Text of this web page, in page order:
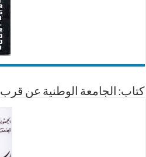
كتاب: الجامعة الوطنية عن قرب